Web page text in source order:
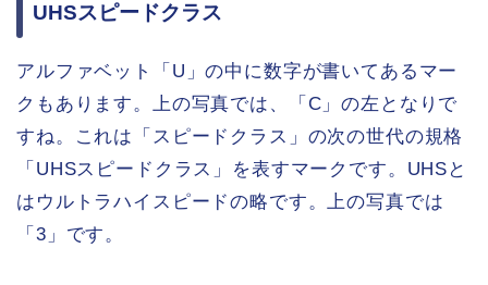
UHSスピードクラス
アルファベット「U」の中に数字が書いてあるマー
クもあります。上の写真では、「C」の左となりで
すね。これは「スピードクラス」の次の世代の規格
「UHSスピードクラス」を表すマークです。UHSと
はウルトラハイスピードの略です。上の写真では
「3」です。